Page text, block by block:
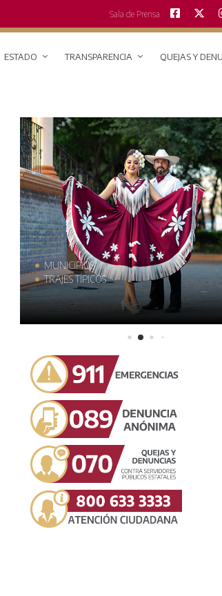
Sala de Prensa
ESTADO TRANSPARENCIA QUEJAS Y
MUNICIPIOS
TRAJES TÍPICOS